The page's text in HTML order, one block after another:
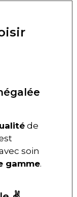
de
soin
gamme.